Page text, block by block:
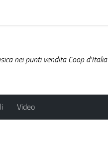
nei punti vendita Coop d'Italia
Video